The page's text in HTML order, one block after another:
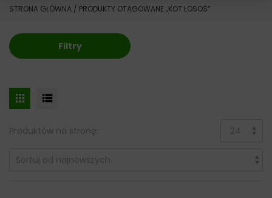
STRONA GŁÓWNA / PRODUKTY OTAGOWANE „KOT ŁOSOŚ”
Filtry
Produktów na stronę: